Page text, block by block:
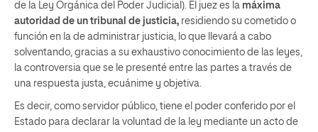
de la Ley Orgánica del Poder Judicial). El juez es la máxima
autoridad de un tribunal de justicia, residiendo su cometido o
función en la de administrar justicia, lo que llevará a cabo
solventando, gracias a su exhaustivo conocimiento de las leyes,
la controversia que se le presenté entre las partes a través de
una respuesta justa, ecuánime y objetiva.
Es decir, como servidor público, tiene el poder conferido por el
Estado para declarar la voluntad de la ley mediante un acto de